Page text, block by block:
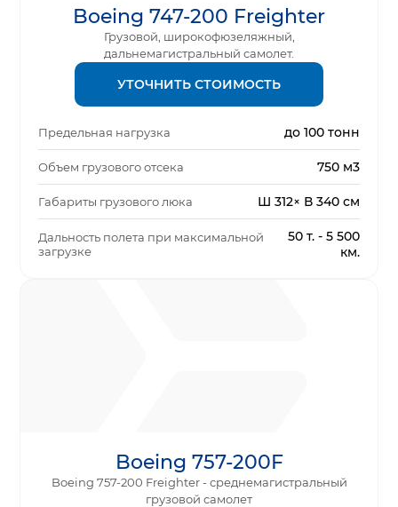
Boeing 747-200 Freighter
Грузовой, широкофюзеляжный,
дальнемагистральный самолет.
УТОЧНИТЬ СТОИМОСТЬ
Предельная нагрузка до 100 тонн
Объем грузового отсека 750 м3
Габариты грузового люка Ш 312× В 340 см
Дальность полета при максимальной
загрузке
50 т. - 5 500
км.
Boeing 757-200F
Boeing 757-200 Freighter - среднемагистральный
грузовой самолет